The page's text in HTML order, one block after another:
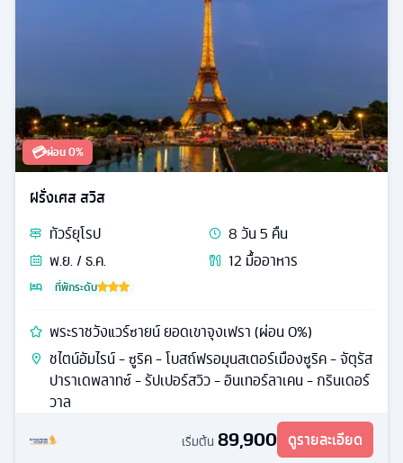
💳ผ่อน 0%
ฝรั่งเศส สวิส
ทัวร์ยุโรป 8วัน5 คืน
พ.ย. / ธ.ค.
12 มื้ออาหาร
ที่พักระดับ
พระราชวังแวร์ซายน์ ยอดเขาจุงเฟรา (ผ่อน 0%)
ชไตน์อัมไรน์ - ซูริค - โบสถ์ฟรอมุนสเตอร์เมืองซูริค - จัตุรัส
ปาราเดพลาทซ์ - รัปเปอร์สวิว - อินเทอร์ลาเคน - กรินเดอร์
วาล
เริ่มต้น 89,900 ดูรายละเอียด